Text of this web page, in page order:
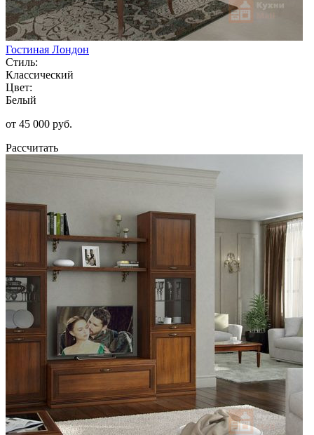
Гостиная Лондон
Стиль:
Классический
Цвет:
Белый
от 45 000 руб.
Рассчитать